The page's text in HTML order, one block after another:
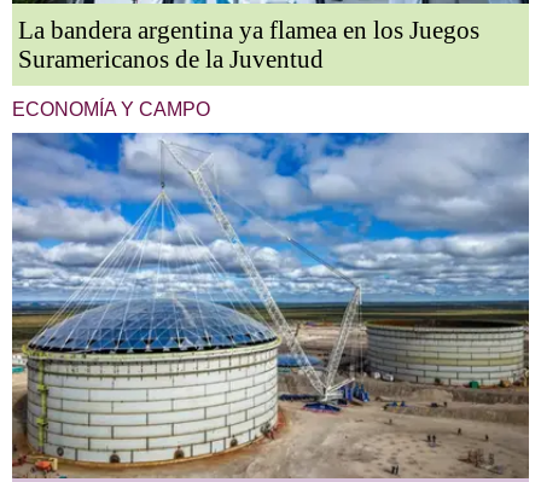
La bandera argentina ya flamea en los Juegos
Suramericanos de la Juventud
ECONOMÍA Y CAMPO